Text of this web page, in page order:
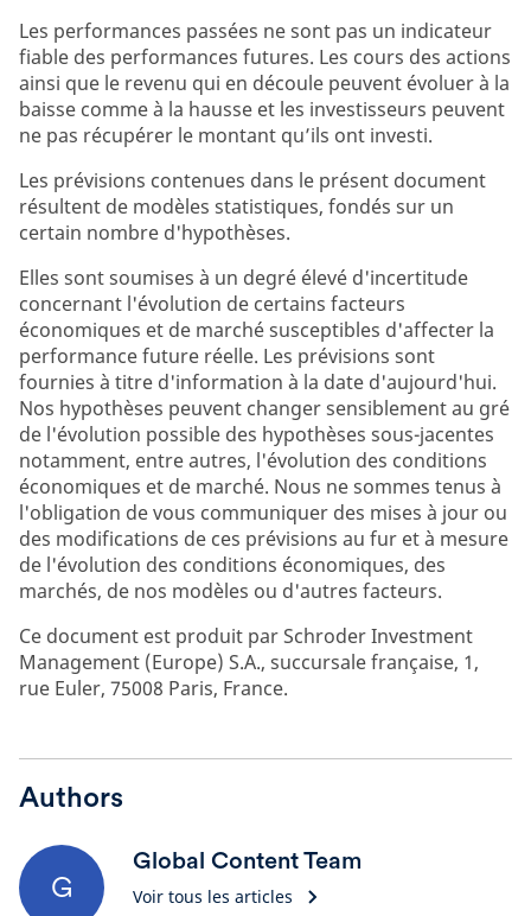
Les performances passées ne sont pas un indicateur
fiable des performances futures. Les cours des actions
ainsi que le revenu qui en découle peuvent évoluer à la
baisse comme à la hausse et les investisseurs peuvent
ne pas récupérer le montant qu’ils ont investi.
Les prévisions contenues dans le présent document
résultent de modèles statistiques, fondés sur un
certain nombre d'hypothèses.
Elles sont soumises à un degré élevé d'incertitude
concernant l'évolution de certains facteurs
économiques et de marché susceptibles d'affecter la
performance future réelle. Les prévisions sont
fournies à titre d'information à la date d'aujourd'hui.
Nos hypothèses peuvent changer sensiblement au gré
de l'évolution possible des hypothèses sous-jacentes
notamment, entre autres, l'évolution des conditions
économiques et de marché. Nous ne sommes tenus à
l'obligation de vous communiquer des mises à jour ou
des modifications de ces prévisions au fur et à mesure
de l'évolution des conditions économiques, des
marchés, de nos modèles ou d'autres facteurs.
Ce document est produit par Schroder Investment
Management (Europe) S.A., succursale française, 1,
rue Euler, 75008 Paris, France.
Authors
G
Global Content Team
Voir tous les articles